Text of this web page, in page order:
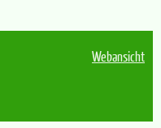
Webansicht